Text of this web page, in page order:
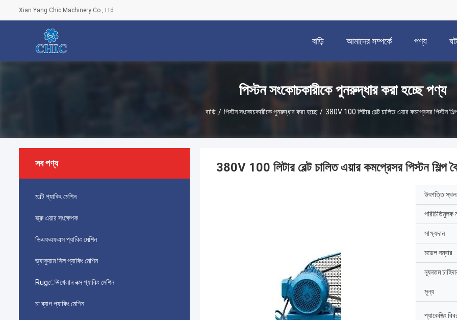
Xian Yang Chic Machinery Co., Ltd.
বাড়ি আমাদের সম্পর্কে পণ্য
পিস্টন সংকোচকারীকে পুনরুদ্ধার করা হচ্ছে পণ্য
বাড়ি / পিস্টন সংকোচকারীকে পুনরুদ্ধার করা হচ্ছে / 380V 100 লিটার বেল্ট চালিত এয়ার কমপ্রেসর পিস্টন
সব পণ্য
মাল্টি প্যাকিং মেশিন
স্ক্রু এয়ার সংক্ষেপক
ভিএফএফএস প্যাকিং মেশিন
ভ্যাকুয়াম সিল প্যাকিং মেশিন
Rugেউখেলান বক্স প্যাকিং মেশিন
চা ব্যাগ প্যাকিং মেশিন
380V 100 লিটার বেল্ট চালিত এয়ার কমপ্রেসর পিস্টন শিল্প
উৎপত্তি স্থল
পরিচিতিমুলক
সাক্ষ্যদান
মডেল নম্বার
ন্যূনতম
মূল্য
প্যাকেজিং